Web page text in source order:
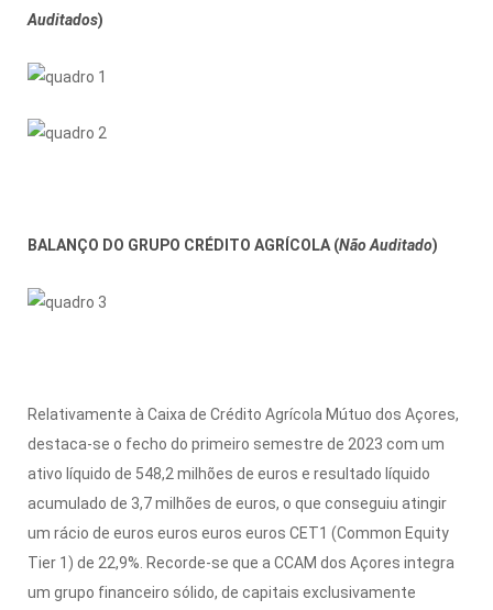
Auditados)
BALANÇO DO GRUPO CRÉDITO AGRÍCOLA (Não Auditado)
Relativamente à Caixa de Crédito Agrícola Mútuo dos Açores,
destaca-se o fecho do primeiro semestre de 2023 com um
ativo líquido de 548,2 milhões de euros e resultado líquido
acumulado de 3,7 milhões de euros, o que conseguiu atingir
um rácio de euros euros euros euros CET1 (Common Equity
Tier 1) de 22,9%. Recorde-se que a CCAM dos Açores integra
um grupo financeiro sólido, de capitais exclusivamente